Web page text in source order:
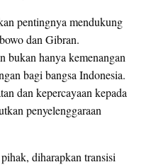
pentingnya mendukung
dan Gibran.
bukan hanya kemenangan
bagi bangsa Indonesia.
dan kepercayaan kepada
penyelenggaraan
diharapkan transisi